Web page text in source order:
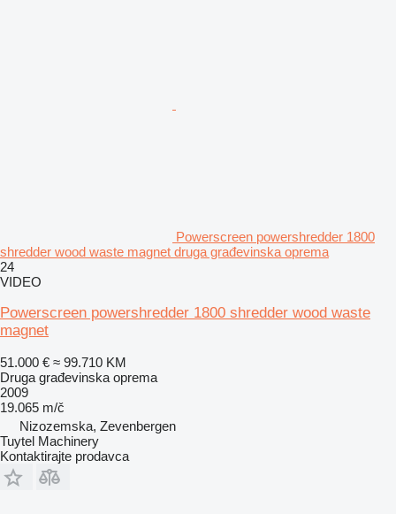
Powerscreen powershredder 1800
shredder wood waste magnet druga građevinska oprema
24
VIDEO
Powerscreen powershredder 1800 shredder wood waste
magnet
51.000 € ≈ 99.710 KM
Druga građevinska oprema
2009
19.065 m/č
Nizozemska, Zevenbergen
Tuytel Machinery
Kontaktirajte prodavca